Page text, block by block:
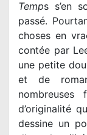
Temps s’en
passé.
choses en
contée par
une petite
et de
d’originalité
dessine un